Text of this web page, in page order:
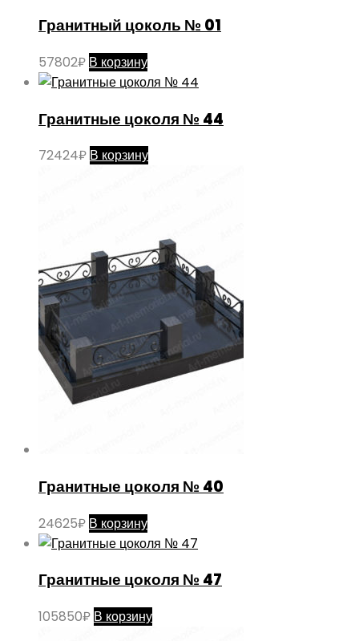
Гранитный цоколь № 01
57802₽ В корзину
Гранитные цоколя № 44
72424₽ В корзину
Гранитные цоколя № 40
24625₽ В корзину
Гранитные цоколя № 47
105850₽ В корзину